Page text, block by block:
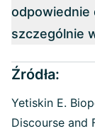
odpowiednie
szczególnie
Źródła:
Yetiskin E.
Discourse and